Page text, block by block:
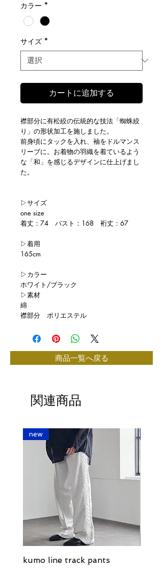
カラー *
サイズ *
カートに追加する
襟部分に有松絞の伝統的な技法「蜘蛛絞
り」の形状加工を施しました。
前身頃にタックを入れ、袖をドルマンス
リーブに。お着物の羽織を着ているよう
な「和」を感じるデザインに仕上げまし
た。
▷サイズ
one size
着丈：74 バスト：168 裄丈：67
▷着用
165cm
▷カラー
ホワイト/ブラック
▷素材
綿
襟部分 ポリエステル
商品一覧へ戻る
関連商品
new
kumo line track pants